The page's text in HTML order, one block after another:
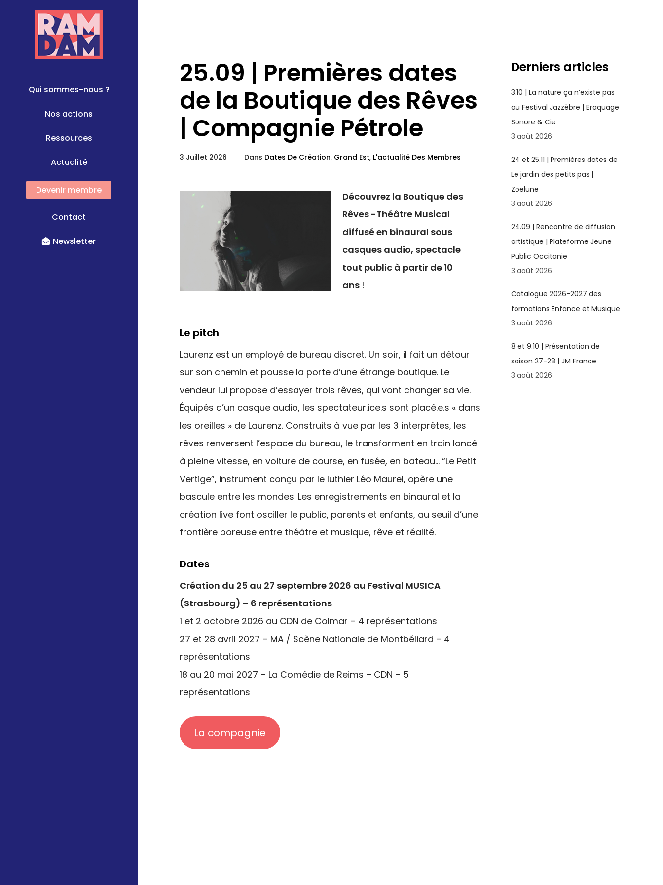
Qui sommes-nous ?
Nos actions
Ressources
Actualité
Devenir membre
Contact
Newsletter
25.09 | Premières dates
de la Boutique des Rêves
| Compagnie Pétrole
3 Juillet 2026 Dans Dates De Création, Grand Est, L'actualité Des Membres
Découvrez la Boutique des
Rêves -Théâtre Musical
diffusé en binaural sous
casques audio, spectacle
tout public à partir de 10
ans !
Le pitch
Laurenz est un employé de bureau discret. Un soir, il fait un détour
sur son chemin et pousse la porte d’une étrange boutique. Le
vendeur lui propose d’essayer trois rêves, qui vont changer sa vie.
Équipés d’un casque audio, les spectateur.ice.s sont placé.e.s « dans
les oreilles » de Laurenz. Construits à vue par les 3 interprètes, les
rêves renversent l’espace du bureau, le transforment en train lancé
à pleine vitesse, en voiture de course, en fusée, en bateau… “Le Petit
Vertige”, instrument conçu par le luthier Léo Maurel, opère une
bascule entre les mondes. Les enregistrements en binaural et la
création live font osciller le public, parents et enfants, au seuil d’une
frontière poreuse entre théâtre et musique, rêve et réalité.
Dates
Création du 25 au 27 septembre 2026 au Festival MUSICA
(Strasbourg) – 6 représentations
1 et 2 octobre 2026 au CDN de Colmar – 4 représentations
27 et 28 avril 2027 – MA / Scène Nationale de Montbéliard – 4
représentations
18 au 20 mai 2027 – La Comédie de Reims – CDN – 5
représentations
La compagnie
Derniers articles
3.10 | La nature ça n’existe pas
au Festival Jazzèbre | Braquage
Sonore & Cie
3 août 2026
24 et 25.11 | Premières dates de
Le jardin des petits pas |
Zoelune
3 août 2026
24.09 | Rencontre de diffusion
artistique | Plateforme Jeune
Public Occitanie
3 août 2026
Catalogue 2026-2027 des
formations Enfance et Musique
3 août 2026
8 et 9.10 | Présentation de
saison 27-28 | JM France
3 août 2026